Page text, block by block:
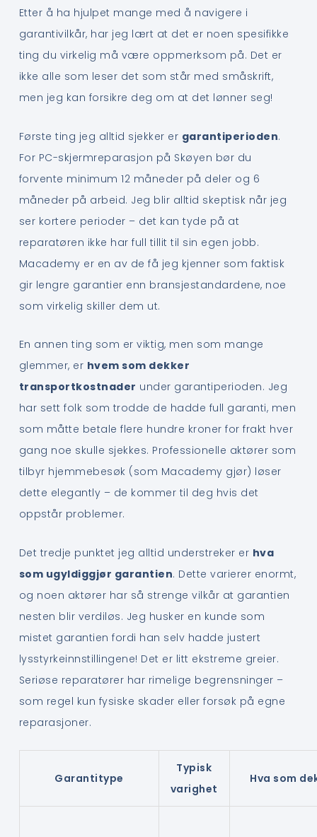
Etter å ha hjulpet mange med å navigere i
garantivilkår, har jeg lært at det er noen spesifikke
ting du virkelig må være oppmerksom på. Det er
ikke alle som leser det som står med småskrift,
men jeg kan forsikre deg om at det lønner seg!
Første ting jeg alltid sjekker er garantiperioden.
For PC-skjermreparasjon på Skøyen bør du
forvente minimum 12 måneder på deler og 6
måneder på arbeid. Jeg blir alltid skeptisk når jeg
ser kortere perioder – det kan tyde på at
reparatøren ikke har full tillit til sin egen jobb.
Macademy er en av de få jeg kjenner som faktisk
gir lengre garantier enn bransjestandardene, noe
som virkelig skiller dem ut.
En annen ting som er viktig, men som mange
glemmer, er hvem som dekker
transportkostnader under garantiperioden. Jeg
har sett folk som trodde de hadde full garanti, men
som måtte betale flere hundre kroner for frakt hver
gang noe skulle sjekkes. Professionelle aktører som
tilbyr hjemmebesøk (som Macademy gjør) løser
dette elegantly – de kommer til deg hvis det
oppstår problemer.
Det tredje punktet jeg alltid understreker er hva
som ugyldiggjør garantien. Dette varierer enormt,
og noen aktører har så strenge vilkår at garantien
nesten blir verdiløs. Jeg husker en kunde som
mistet garantien fordi han selv hadde justert
lysstyrkeinnstillingene! Det er litt ekstreme greier.
Seriøse reparatører har rimelige begrensninger –
som regel kun fysiske skader eller forsøk på egne
reparasjoner.
Garantitype
Typisk
varighet
Hva som